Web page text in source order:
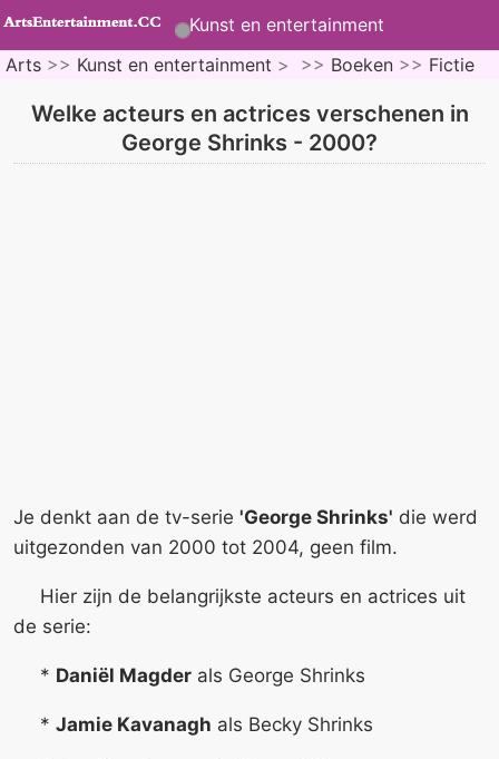
Kunst en entertainment
Arts >> Kunst en entertainment > >> Boeken >> Fictie
Welke acteurs en actrices verschenen in
George Shrinks - 2000?
Je denkt aan de tv-serie 'George Shrinks' die werd
uitgezonden van 2000 tot 2004, geen film.
Hier zijn de belangrijkste acteurs en actrices uit
de serie:
* Daniël Magder als George Shrinks
* Jamie Kavanagh als Becky Shrinks